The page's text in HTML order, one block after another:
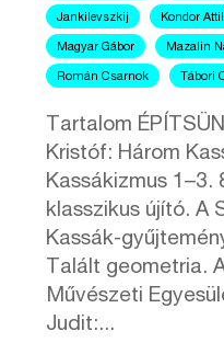
Jankilevszkij Kondor
Magyar Gábor Mazalin
Román Csarnok Tábori
Tartalom
Kristóf: Három
Kassákizmus 1–3.
klasszikus újító. A
Kassák-
Talált geometria.
Művészeti
Judit:...